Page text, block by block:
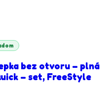
bez otvoru – plná
– set, FreeStyle